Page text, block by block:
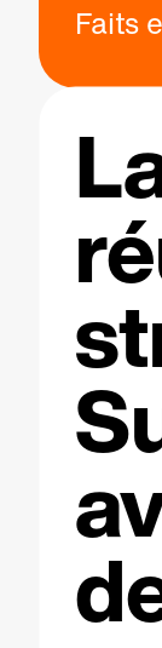
Faits